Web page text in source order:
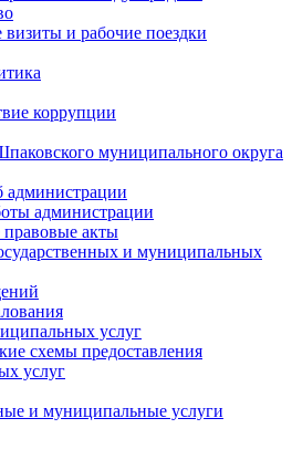
и рабочие поездки
коррупции
муниципального округа
администрации
акты
и муниципальных
услуг
схемы предоставления
услуг
и муниципальные услуги